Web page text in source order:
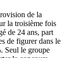
de la
la troisième fois
de 24 ans, part
de figurer dans le
Seul le groupe